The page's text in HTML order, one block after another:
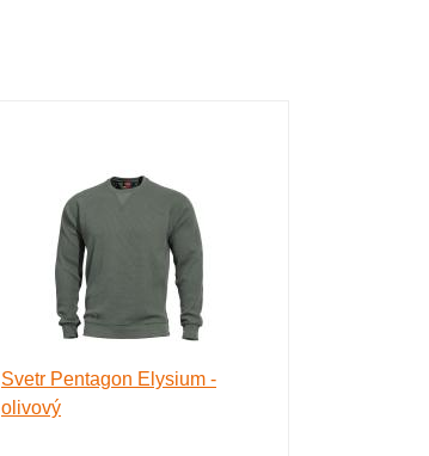
Svetr Pentagon Elysium -
olivový